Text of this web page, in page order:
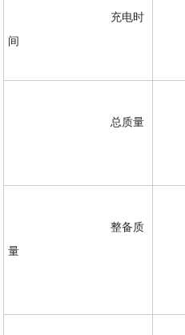
间
				总质量
				整备质
量